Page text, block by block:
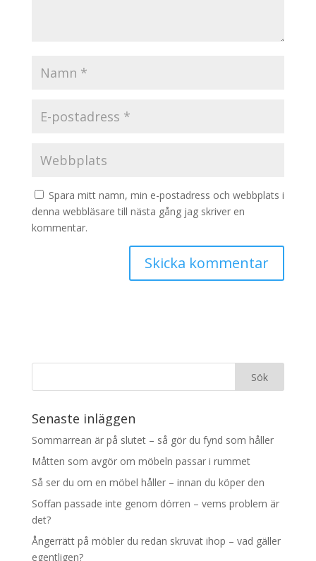
Spara mitt namn, min e-postadress och webbplats i
denna webbläsare till nästa gång jag skriver en
kommentar.
Senaste inläggen
Sommarrean är på slutet – så gör du fynd som håller
Måtten som avgör om möbeln passar i rummet
Så ser du om en möbel håller – innan du köper den
Soffan passade inte genom dörren – vems problem är
det?
Ångerrätt på möbler du redan skruvat ihop – vad gäller
egentligen?